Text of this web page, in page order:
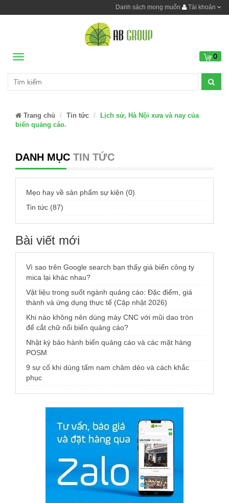
Danh sách mong muốn Tài khoản
Menu 0
Trang chủ Tin tức
Lịch sử, Hà Nội xưa và nay của
biển quảng cáo.
DANH MỤC TIN TỨC
Mẹo hay về sản phẩm sự kiện (0)
Tin tức (87)
Bài viết mới
Vì sao trên Google search bạn thấy giá biển công ty
mica lại khác nhau?
Vật liệu trong suốt ngành quảng cáo: Đặc điểm, giá
thành và ứng dụng thực tế (Cập nhật 2026)
Khi nào không nên dùng máy CNC với mũi dao tròn
để cắt chữ nổi biển quảng cáo?
Nhật ký bảo hành biển quảng cáo và các mặt hàng
POSM
9 sự cố khi dùng tấm nam châm dẻo và cách khắc
phục